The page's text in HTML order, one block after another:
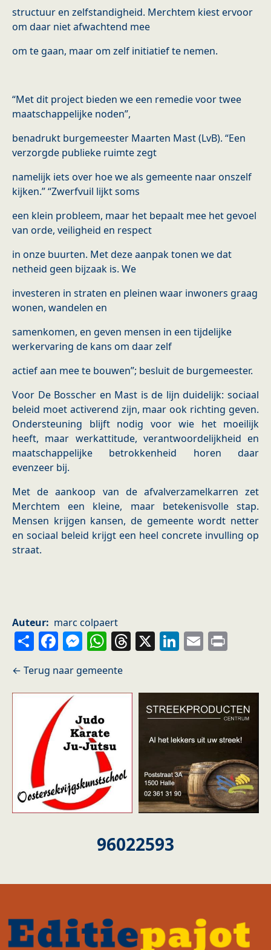
structuur en zelfstandigheid. Merchtem kiest ervoor
om daar niet afwachtend mee
om te gaan, maar om zelf initiatief te nemen.
“Met dit project bieden we een remedie voor twee
maatschappelijke noden”,
benadrukt burgemeester Maarten Mast (LvB). “Een
verzorgde publieke ruimte zegt
namelijk iets over hoe we als gemeente naar onszelf
kijken.” “Zwerfvuil lijkt soms
een klein probleem, maar het bepaalt mee het gevoel
van orde, veiligheid en respect
in onze buurten. Met deze aanpak tonen we dat
netheid geen bijzaak is. We
investeren in straten en pleinen waar inwoners graag
wonen, wandelen en
samenkomen, en geven mensen in een tijdelijke
werkervaring de kans om daar zelf
actief aan mee te bouwen”; besluit de burgemeester.
Voor De Bosscher en Mast is de lijn duidelijk: sociaal
beleid moet activerend zijn, maar ook richting geven.
Ondersteuning blijft nodig voor wie het moeilijk
heeft, maar werkattitude, verantwoordelijkheid en
maatschappelijke betrokkenheid horen daar
evenzeer bij.
Met de aankoop van de afvalverzamelkarren zet
Merchtem een kleine, maar betekenisvolle stap.
Mensen krijgen kansen, de gemeente wordt netter
en sociaal beleid krijgt een heel concrete invulling op
straat.
Auteur marc colpaert
ShareFacebook
Messenger
WhatsApp
Threads
X LinkedIn
Email
96022593